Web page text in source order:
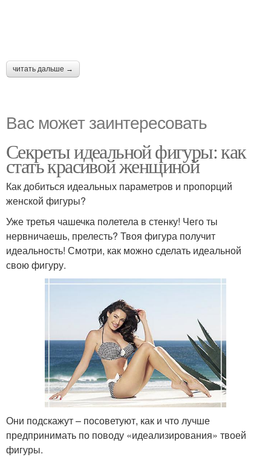
читать дальше →
Вас может заинтересовать
Секреты идеальной фигуры: как
стать красивой женщиной
Как добиться идеальных параметров и пропорций
женской фигуры?
Уже третья чашечка полетела в стенку! Чего ты
нервничаешь, прелесть? Твоя фигура получит
идеальность! Смотри, как можно сделать идеальной
свою фигуру.
Они подскажут – посоветуют, как и что лучше
предпринимать по поводу «идеализирования» твоей
фигуры.